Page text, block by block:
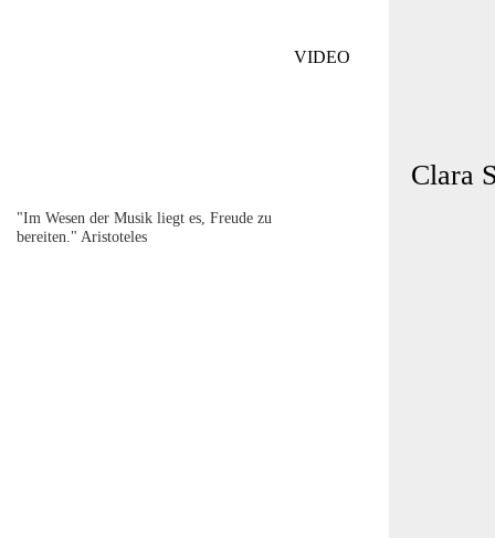
VIDEO
Clara
"Im Wesen der Musik liegt es, Freude zu
bereiten." Aristoteles